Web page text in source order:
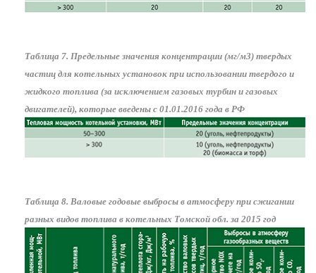
Таблица 7. Предельные значения концентрации (мг/м3) твердых
частиц для котельных установок при использовании твердого и
жидкого топлива (за исключением газовых турбин и газовых
двигателей), которые введены с 01.01.2016 года в РФ
Таблица 8. Валовые годовые выбросы в атмосферу при сжигании
разных видов топлива в котельных Томской обл. за 2015 год